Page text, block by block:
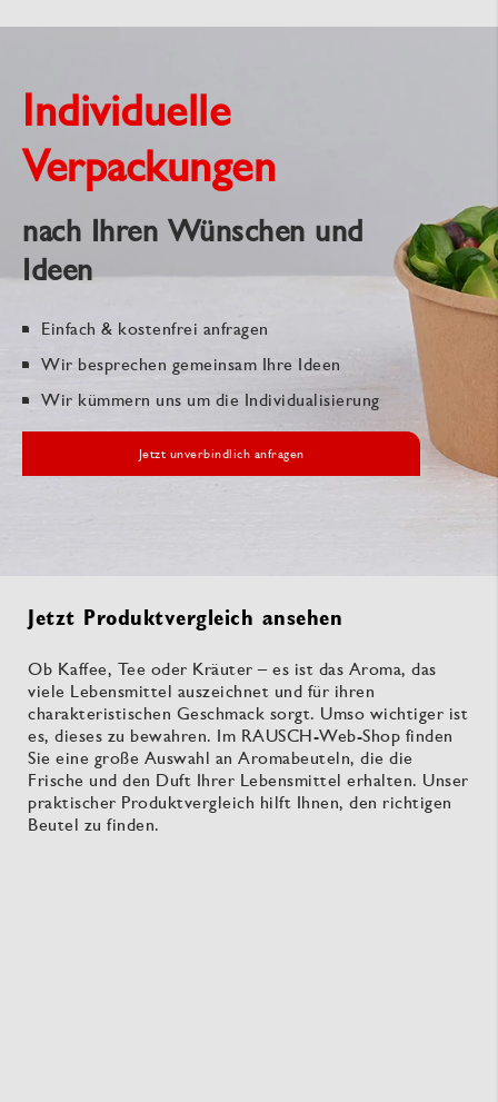
Individuelle
Verpackungen
nach Ihren Wünschen und
Ideen
Einfach & kostenfrei anfragen
Wir besprechen gemeinsam Ihre Ideen
Wir kümmern uns um die Individualisierung
Jetzt unverbindlich anfragen
Jetzt Produktvergleich ansehen
Ob Kaffee, Tee oder Kräuter – es ist das Aroma, das
viele Lebensmittel auszeichnet und für ihren
charakteristischen Geschmack sorgt. Umso wichtiger ist
es, dieses zu bewahren. Im RAUSCH-Web-Shop finden
Sie eine große Auswahl an Aromabeuteln, die die
Frische und den Duft Ihrer Lebensmittel erhalten. Unser
praktischer Produktvergleich hilft Ihnen, den richtigen
Beutel zu finden.